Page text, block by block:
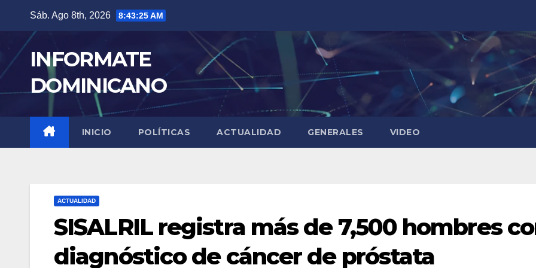
content
Sáb. Ago 8th, 2026 8:43:26 AM
INFORMATE
DOMINICANO
INICIO POLÍTICAS ACTUALIDAD GENERALES VIDEO
ACTUALIDAD
SISALRIL registra más de 7,500 hombres
diagnóstico de cáncer de próstata